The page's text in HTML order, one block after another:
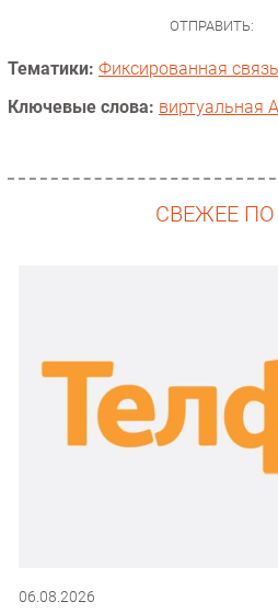
ОТПРАВИТЬ:
Тематики: Фиксированная связь
Ключевые слова: виртуальная
СВЕЖЕЕ
06.08.2026